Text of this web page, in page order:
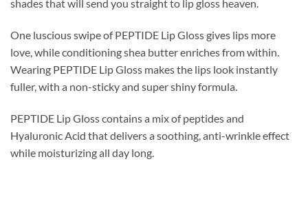
shades that will send you straight to lip gloss heaven.
One luscious swipe of PEPTIDE Lip Gloss gives lips more
love, while conditioning shea butter enriches from within.
Wearing PEPTIDE Lip Gloss makes the lips look instantly
fuller, with a non-sticky and super shiny formula.
PEPTIDE Lip Gloss contains a mix of peptides and
Hyaluronic Acid that delivers a soothing, anti-wrinkle effect
while moisturizing all day long.